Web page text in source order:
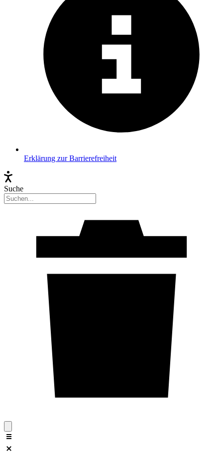
Erklärung zur Barrierefreiheit
Suche